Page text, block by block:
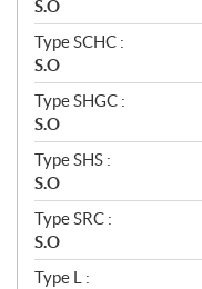
S.O
Type SCHC :
S.O
Type SHGC :
S.O
Type SHS :
S.O
Type SRC :
S.O
Type L :